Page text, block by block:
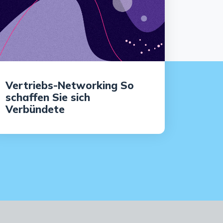
Vertriebs-Networking So
schaffen Sie sich
Verbündete